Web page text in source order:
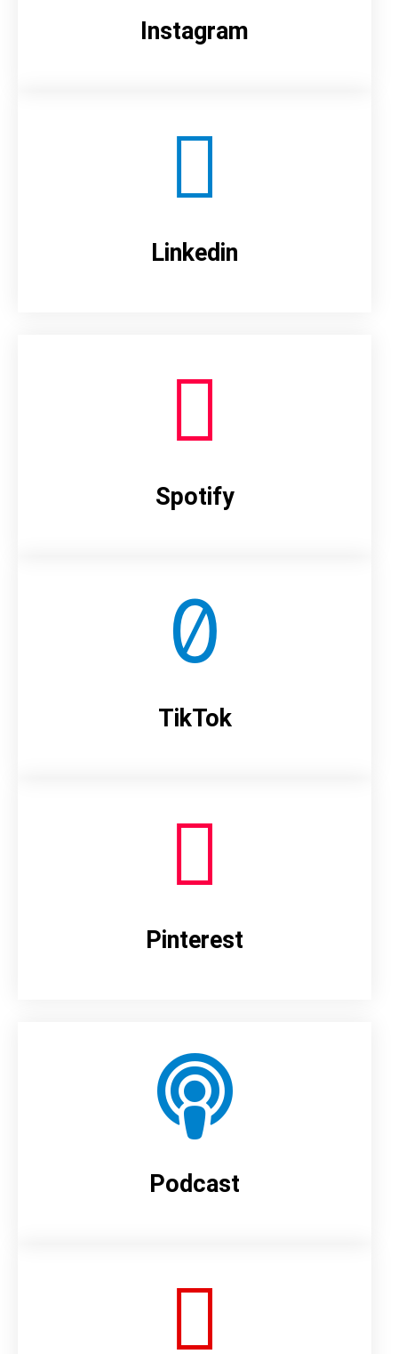
Instagram
Linkedin
Spotify
TikTok
Pinterest
Podcast